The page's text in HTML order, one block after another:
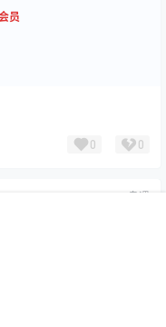
员
0 0
岛遇